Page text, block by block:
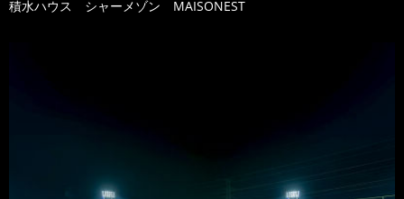
積水ハウス シャーメゾン MAISONEST